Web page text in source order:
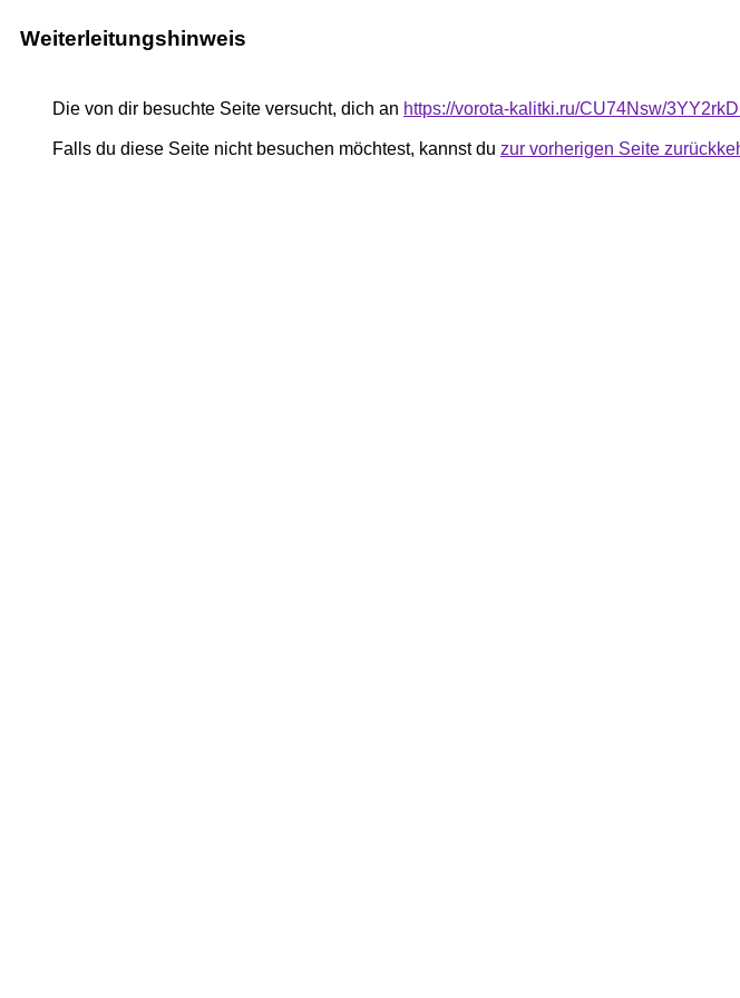
Weiterleitungshinweis
Die von dir besuchte Seite versucht, dich an https://vorota-kalitki.ru/CU74Nsw/
Falls du diese Seite nicht besuchen möchtest, kannst du zur vorherigen Seite